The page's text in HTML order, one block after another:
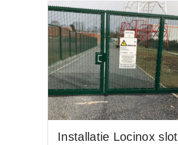
Installatie Locinox slot